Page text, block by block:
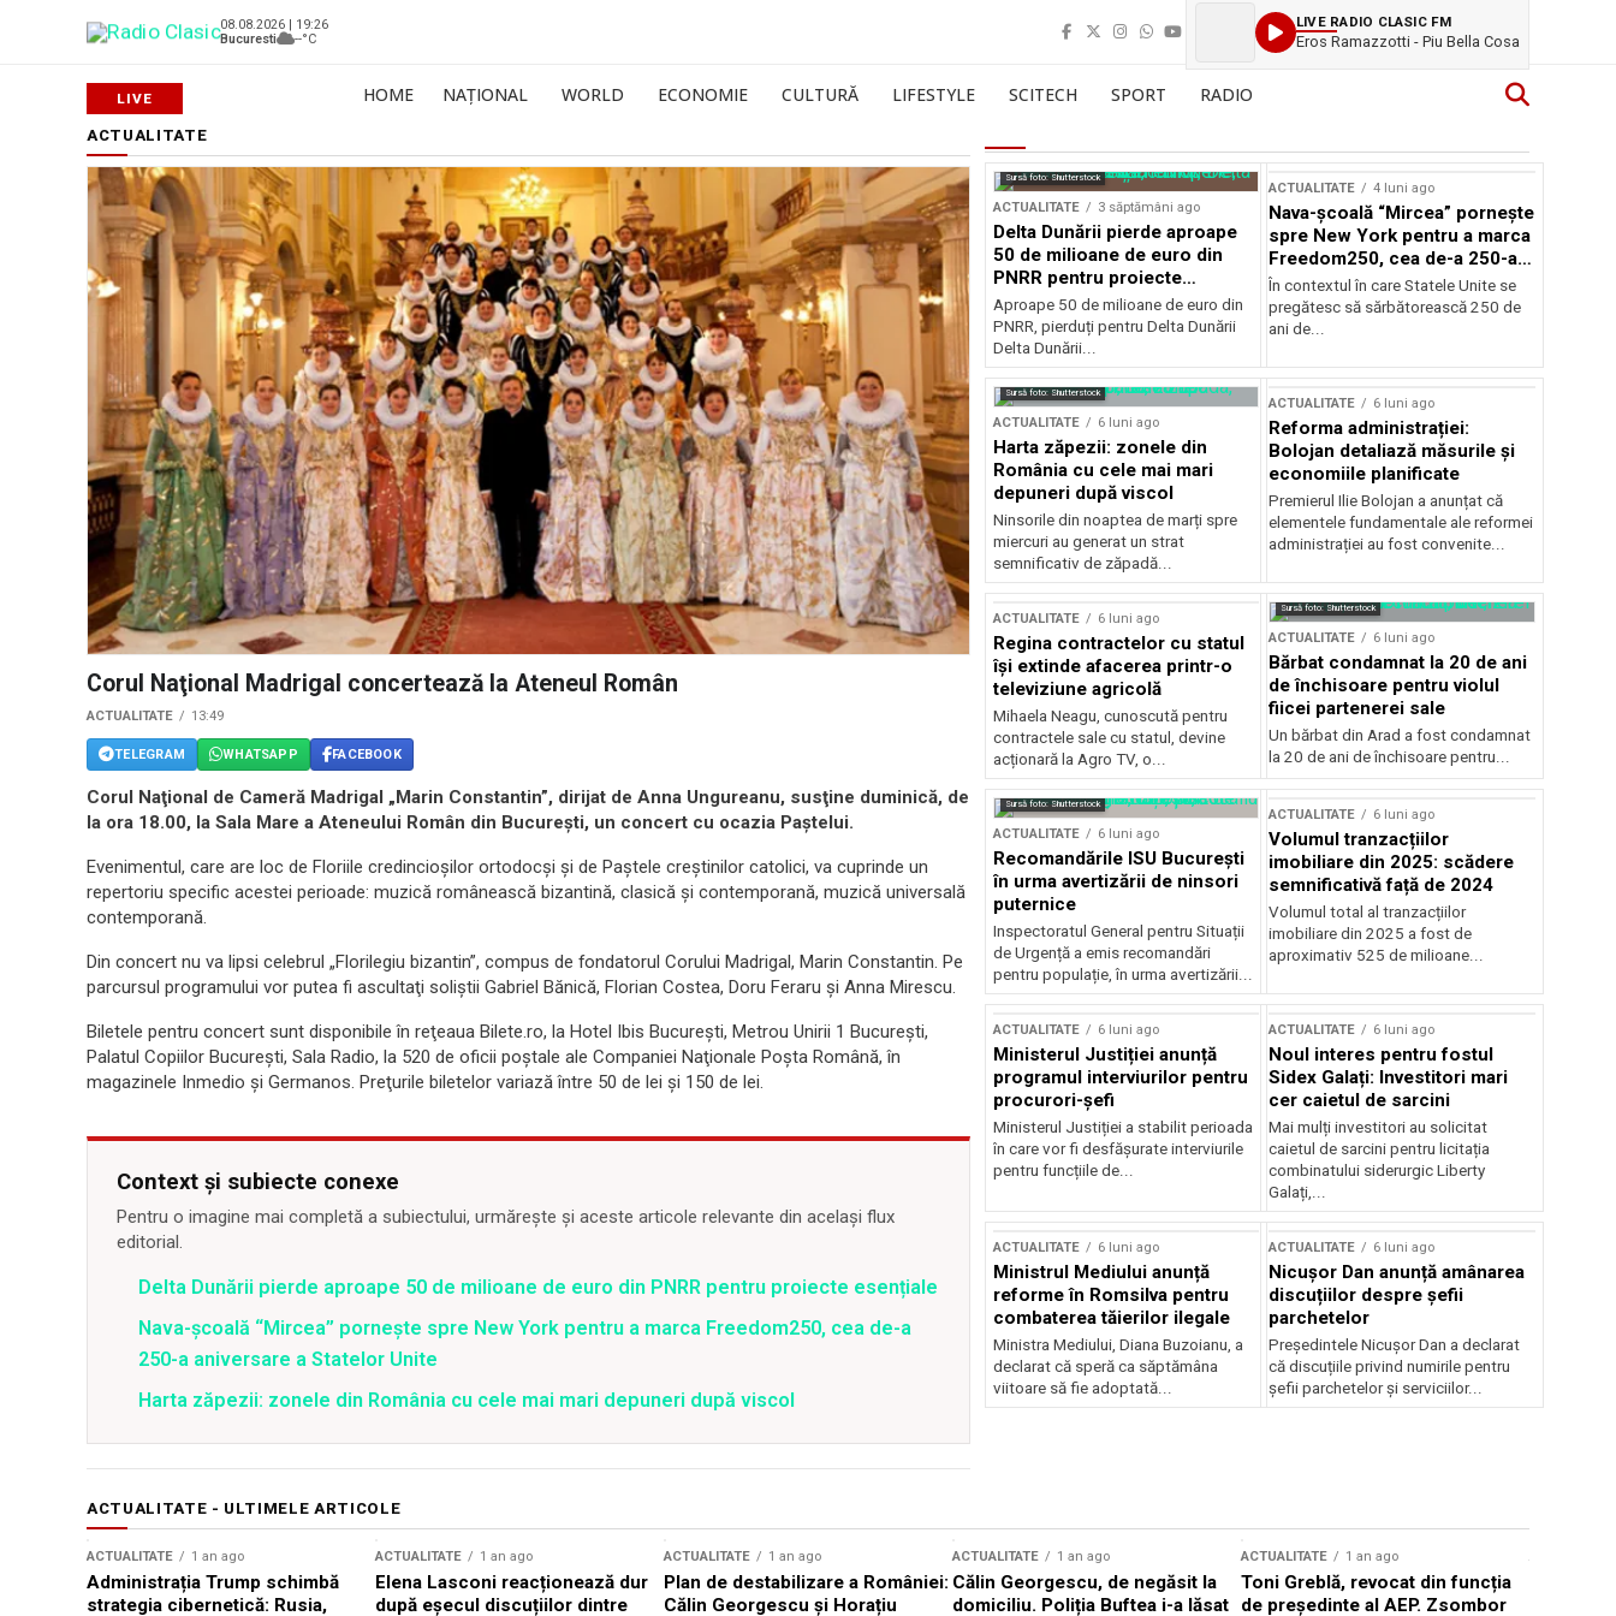
08.08.2026 | 19:26
Bucuresti
--°C
LIVE RADIO CLASIC FM
Eros Ramazzotti - Piu Bella Cosa
HOME NAȚIONAL WORLD ECONOMIE CULTURĂ LIFESTYLE SCITECH SPORT RADIO
ACTUALITATE
Corul Naţional Madrigal concertează la Ateneul Român
ACTUALITATE 13:49
TELEGRAM WHATSAPP FACEBOOK
Corul Naţional de Cameră Madrigal „Marin Constantin”, dirijat de Anna Ungureanu, susţine duminică, de
la ora 18.00, la Sala Mare a Ateneului Român din Bucureşti, un concert cu ocazia Paştelui.
Evenimentul, care are loc de Floriile credincioşilor ortodocşi şi de Paştele creştinilor catolici, va cuprinde un
repertoriu specific acestei perioade: muzică românească bizantină, clasică şi contemporană, muzică universală
contemporană.
Din concert nu va lipsi celebrul „Florilegiu bizantin”, compus de fondatorul Corului Madrigal, Marin Constantin. Pe
parcursul programului vor putea fi ascultaţi soliştii Gabriel Bănică, Florian Costea, Doru Feraru şi Anna Mirescu.
Biletele pentru concert sunt disponibile în reţeaua Bilete.ro, la Hotel Ibis Bucureşti, Metrou Unirii 1 Bucureşti,
Palatul Copiilor Bucureşti, Sala Radio, la 520 de oficii poştale ale Companiei Naţionale Poşta Română, în
magazinele Inmedio şi Germanos. Preţurile biletelor variază între 50 de lei şi 150 de lei.
Context și subiecte conexe
Pentru o imagine mai completă a subiectului, urmărește și aceste articole relevante din același flux
editorial.
Delta Dunării pierde aproape 50 de milioane de euro din PNRR pentru proiecte esențiale
Nava-școală “Mircea” pornește spre New York pentru a marca Freedom250, cea de-a
250-a aniversare a Statelor Unite
Harta zăpezii: zonele din România cu cele mai mari depuneri după viscol
Sursă foto: Shutterstock
ACTUALITATE 3 săptămâni ago
Delta Dunării pierde aproape
50 de milioane de euro din
PNRR pentru proiecte
esențiale
Aproape 50 de milioane de euro din
PNRR, pierduți pentru Delta Dunării
Delta Dunării...
ACTUALITATE 4 luni ago
Nava-școală “Mircea” pornește
spre New York pentru a marca
Freedom250, cea de-a 250-a
aniversare a Statelor Unite
În contextul în care Statele Unite se
pregătesc să sărbătorească 250 de
ani de...
Sursă foto: Shutterstock
ACTUALITATE 6 luni ago
Harta zăpezii: zonele din
România cu cele mai mari
depuneri după viscol
Ninsorile din noaptea de marți spre
miercuri au generat un strat
semnificativ de zăpadă...
ACTUALITATE 6 luni ago
Reforma administrației:
Bolojan detaliază măsurile și
economiile planificate
Premierul Ilie Bolojan a anunțat că
elementele fundamentale ale reformei
administrației au fost convenite...
ACTUALITATE 6 luni ago
Regina contractelor cu statul
își extinde afacerea printr-o
televiziune agricolă
Mihaela Neagu, cunoscută pentru
contractele sale cu statul, devine
acționară la Agro TV, o...
Sursă foto: Shutterstock
ACTUALITATE 6 luni ago
Bărbat condamnat la 20 de ani
de închisoare pentru violul
fiicei partenerei sale
Un bărbat din Arad a fost condamnat
la 20 de ani de închisoare pentru...
Sursă foto: Shutterstock
ACTUALITATE 6 luni ago
Recomandările ISU București
în urma avertizării de ninsori
puternice
Inspectoratul General pentru Situații
de Urgență a emis recomandări
pentru populație, în urma avertizării...
ACTUALITATE 6 luni ago
Volumul tranzacțiilor
imobiliare din 2025: scădere
semnificativă față de 2024
Volumul total al tranzacțiilor
imobiliare din 2025 a fost de
aproximativ 525 de milioane...
ACTUALITATE 6 luni ago
Ministerul Justiției anunță
programul interviurilor pentru
procurori-șefi
Ministerul Justiției a stabilit perioada
în care vor fi desfășurate interviurile
pentru funcțiile de...
ACTUALITATE 6 luni ago
Noul interes pentru fostul
Sidex Galați: Investitori mari
cer caietul de sarcini
Mai mulți investitori au solicitat
caietul de sarcini pentru licitația
combinatului siderurgic Liberty
Galați,...
ACTUALITATE 6 luni ago
Ministrul Mediului anunță
reforme în Romsilva pentru
combaterea tăierilor ilegale
Ministra Mediului, Diana Buzoianu, a
declarat că speră ca săptămâna
viitoare să fie adoptată...
ACTUALITATE 6 luni ago
Nicușor Dan anunță amânarea
discuțiilor despre șefii
parchetelor
Președintele Nicușor Dan a declarat
că discuțiile privind numirile pentru
șefii parchetelor și serviciilor...
ACTUALITATE - ULTIMELE ARTICOLE
ACTUALITATE 1 an ago
Administrația Trump schimbă
strategia cibernetică: Rusia,
ACTUALITATE 1 an ago
Elena Lasconi reacționează dur
după eșecul discuțiilor dintre
ACTUALITATE 1 an ago
Plan de destabilizare a României:
Călin Georgescu și Horațiu
ACTUALITATE 1 an ago
Călin Georgescu, de negăsit la
domiciliu. Poliția Buftea i-a lăsat
ACTUALITATE 1 an ago
Toni Greblă, revocat din funcția
de președinte al AEP. Zsombor